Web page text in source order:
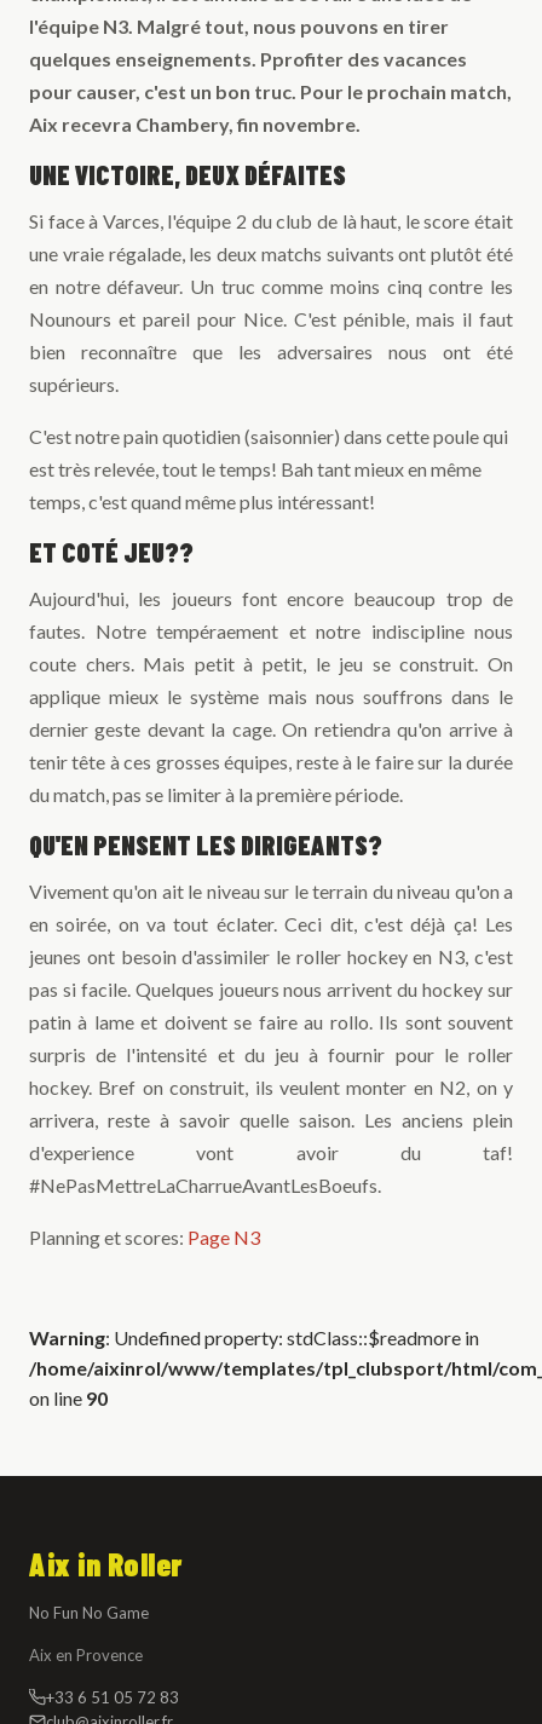
l'équipe N3. Malgré tout, nous pouvons en tirer
quelques enseignements. Pprofiter des vacances
pour causer, c'est un bon truc. Pour le prochain match,
Aix recevra Chambery, fin novembre.
UNE VICTOIRE, DEUX DÉFAITES
Si face à Varces, l'équipe 2 du club de là haut, le score était
une vraie régalade, les deux matchs suivants ont plutôt été
en notre défaveur. Un truc comme moins cinq contre les
Nounours et pareil pour Nice. C'est pénible, mais il faut
bien reconnaître que les adversaires nous ont été
supérieurs.
C'est notre pain quotidien (saisonnier) dans cette poule qui
est très relevée, tout le temps! Bah tant mieux en même
temps, c'est quand même plus intéressant!
ET COTÉ JEU??
Aujourd'hui, les joueurs font encore beaucoup trop de
fautes. Notre tempéraement et notre indiscipline nous
coute chers. Mais petit à petit, le jeu se construit. On
applique mieux le système mais nous souffrons dans le
dernier geste devant la cage. On retiendra qu'on arrive à
tenir tête à ces grosses équipes, reste à le faire sur la durée
du match, pas se limiter à la première période.
QU'EN PENSENT LES DIRIGEANTS?
Vivement qu'on ait le niveau sur le terrain du niveau qu'on a
en soirée, on va tout éclater. Ceci dit, c'est déjà ça! Les
jeunes ont besoin d'assimiler le roller hockey en N3, c'est
pas si facile. Quelques joueurs nous arrivent du hockey sur
patin à lame et doivent se faire au rollo. Ils sont souvent
surpris de l'intensité et du jeu à fournir pour le roller
hockey. Bref on construit, ils veulent monter en N2, on y
arrivera, reste à savoir quelle saison. Les anciens plein
d'experience vont avoir du taf!
#NePasMettreLaCharrueAvantLesBoeufs.
Planning et scores: Page N3
Warning: Undefined property: stdClass::$readmore in
/home/aixinrol/www/templates/tpl_clubsport/html/
on line 90
Aix in Roller
No Fun No Game
Aix en Provence
+33 6 51 05 72 83